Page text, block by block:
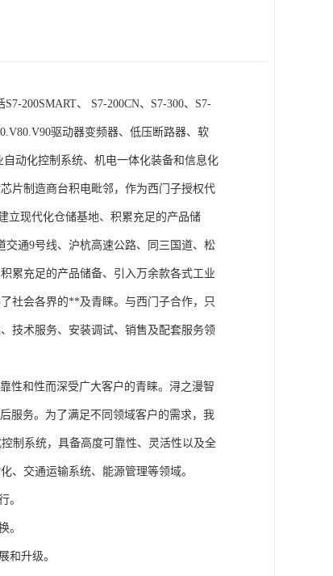
、 S7-200CN、S7-300、S7-
驱动器变频器、低压断路器、软
动化控制系统、机电一体化装备和信息化
片制造商台积电毗邻，作为西门子授权代
立现代化仓储基地、积累充足的产品储
通9号线、沪杭高速公路、同三国道、松
累充足的产品储备、引入万余款各式工业
社会各界的**及青睐。与西门子合作，只
技术服务、安装调试、销售及配套服务领
和性而深受广大客户的青睐。浔之漫智
服务。为了满足不同领域客户的需求，我
制系统，具备高度可靠性、灵活性以及全
、交通运输系统、能源管理等领域。
。
。
和升级。